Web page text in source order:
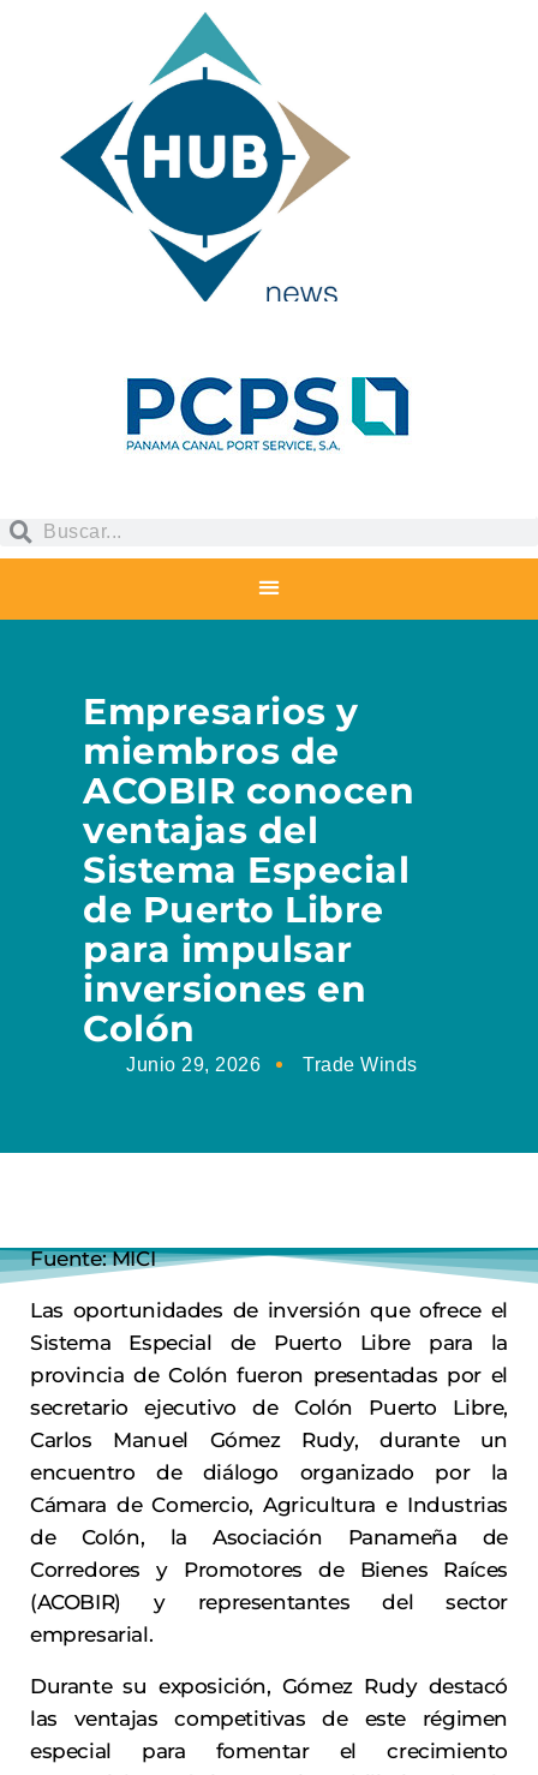
Empresarios y
miembros de
ACOBIR conocen
ventajas del
Sistema Especial
de Puerto Libre
para impulsar
inversiones en
Colón
Junio 29, 2026 Trade Winds
Fuente: MICI
Las oportunidades de inversión que ofrece el
Sistema Especial de Puerto Libre para la
provincia de Colón fueron presentadas por el
secretario ejecutivo de Colón Puerto Libre,
Carlos Manuel Gómez Rudy, durante un
encuentro de diálogo organizado por la
Cámara de Comercio, Agricultura e Industrias
de Colón, la Asociación Panameña de
Corredores y Promotores de Bienes Raíces
(ACOBIR) y representantes del sector
empresarial.
Durante su exposición, Gómez Rudy destacó
las ventajas competitivas de este régimen
especial para fomentar el crecimiento